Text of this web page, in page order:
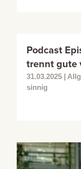
Podcast
trennt gute
31.03.2025|
sinnig